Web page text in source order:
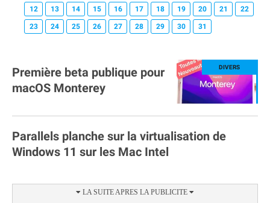
12 13 14 15 16 17 18 19 20 21 22
23 24 25 26 27 28 29 30 31
Première beta publique pour
macOS Monterey
Parallels planche sur la virtualisation de
Windows 11 sur les Mac Intel